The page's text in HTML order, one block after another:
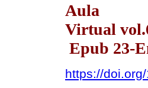
Aula
Virtual
Epub 23-
https://